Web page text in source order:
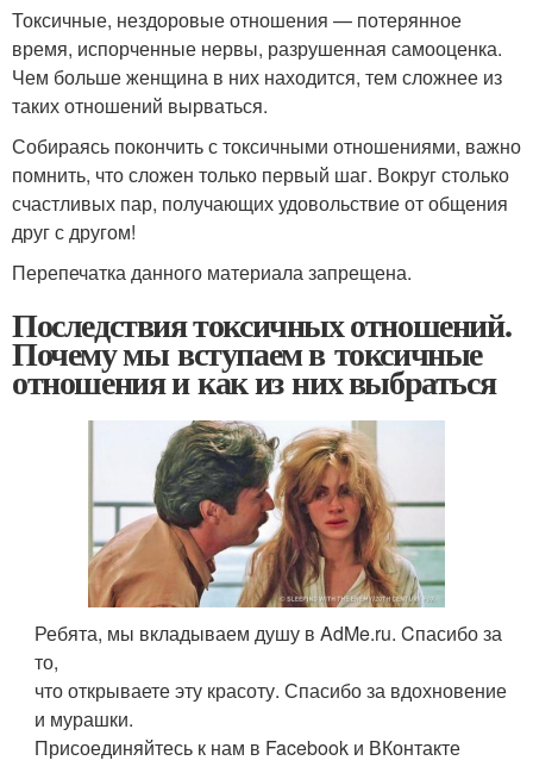
Токсичные, нездоровые отношения — потерянное
время, испорченные нервы, разрушенная самооценка.
Чем больше женщина в них находится, тем сложнее из
таких отношений вырваться.
Собираясь покончить с токсичными отношениями, важно
помнить, что сложен только первый шаг. Вокруг столько
счастливых пар, получающих удовольствие от общения
друг с другом!
Перепечатка данного материала запрещена.
Последствия токсичных отношений.
Почему мы вступаем в токсичные
отношения и как из них выбраться
Ребята, мы вкладываем душу в AdMe.ru. Cпасибо за
то,
что открываете эту красоту. Спасибо за вдохновение
и мурашки.
Присоединяйтесь к нам в Facebook и ВКонтакте